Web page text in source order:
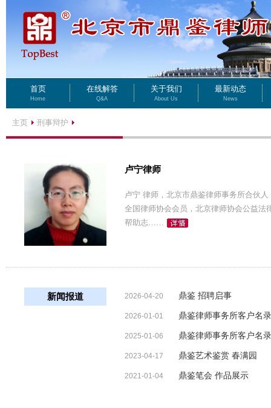
首页
Home
在线解答
Q&A
关于我们
About Us
最新动态
News
主页 刑事辩护
卢宁律师
卢宁 律师，北京市鼎鉴律师事务所合伙
全国律师协会会员，北京律师协会公益法
帮助志……
新闻报道 2026-04-20 鼎鉴 招聘启事
2026-01-01 鼎鉴律师事务所客户名
2025-01-06 鼎鉴律师事务所客户名
2023-04-17 鼎鉴艺术鉴赏 春满园
2021-01-04 鼎鉴笔会 作品展示